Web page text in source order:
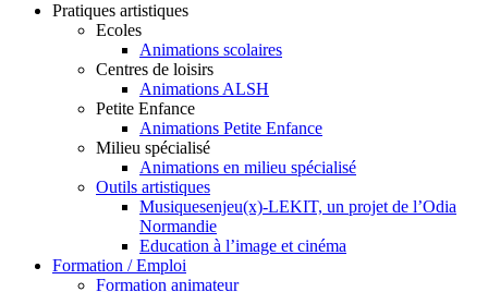
Pratiques artistiques
Ecoles
Animations scolaires
Centres de loisirs
Animations ALSH
Petite Enfance
Animations Petite Enfance
Milieu spécialisé
Animations en milieu spécialisé
Outils artistiques
Musiquesenjeu(x)-LEKIT, un projet de l’Odia
Normandie
Education à l’image et cinéma
Formation / Emploi
Formation animateur